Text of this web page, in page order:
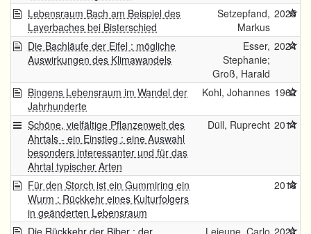
Lebensraum Bach am Beispiel des
Layerbaches bei Bisterschied
Setzepfand,
Markus
2025
Die Bachläufe der Eifel : mögliche
Auswirkungen des Klimawandels
Esser,
Stephanie;
Groß, Harald
2024
Bingens Lebensraum im Wandel der
Jahrhunderte
Kohl, Johannes 1962
Schöne, vielfältige Pflanzenwelt des
Ahrtals - ein Einstieg : eine Auswahl
besonders interessanter und für das
Ahrtal typischer Arten
Düll, Ruprecht 2014
Für den Storch ist ein Gummiring ein
Wurm : Rückkehr eines Kulturfolgers
in geänderten Lebensraum
2018